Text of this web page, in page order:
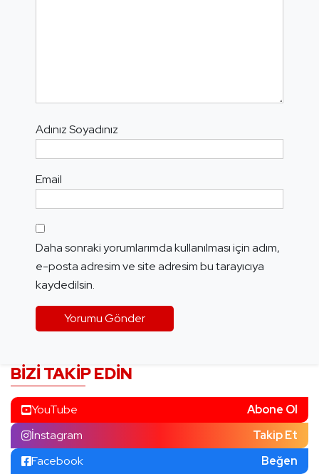
Adınız Soyadınız
Email
Daha sonraki yorumlarımda kullanılması için adım,
e-posta adresim ve site adresim bu tarayıcıya
kaydedilsin.
BIZI TAKIP EDIN
YouTube
Abone Ol
İnstagram
Takip Et
Facebook
Beğen